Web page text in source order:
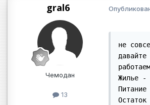
gral6
Чемодан
13
не
Жилье -